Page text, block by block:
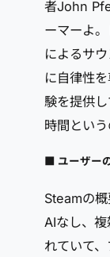
者John
ーマーよ
によるサ
に自律性
験を提供
時間とい
■ ユーザー
Steamの概
AIなし、
れていて